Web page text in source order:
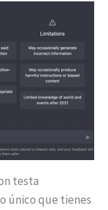
testa
único que tienes